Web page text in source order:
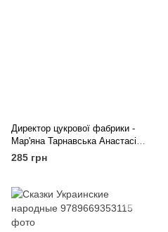
Директор цукрової фабрики -
Мар'яна Тарнавська Анастасія
Компанієць
285 грн